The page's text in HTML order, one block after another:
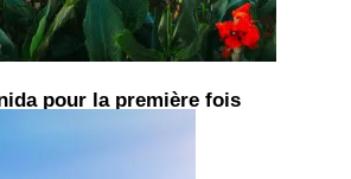
pour la première fois